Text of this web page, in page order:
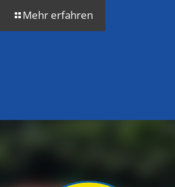
Mehr erfahren